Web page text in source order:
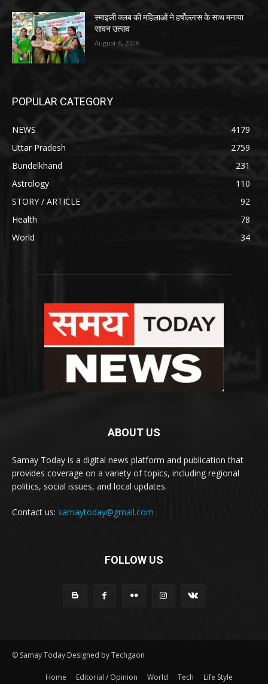
स्माइली क्लब की महिलाओं ने हर्षोल्लास के साथ मनाया
सावन उत्सव
August 6, 2026
POPULAR CATEGORY
NEWS
4179
Uttar Pradesh
2759
Bundelkhand
231
Astrology
110
STORY / ARTICLE
92
Health
78
World
34
ABOUT US
Samay Today is a digital news platform and publication that
provides coverage on a variety of topics, including regional
politics, social issues, and local updates.
Contact us: samaytoday@gmail.com
FOLLOW US
© Samay Today Designed by Techgaon
Home Editorial / Opinion World Tech Life Style